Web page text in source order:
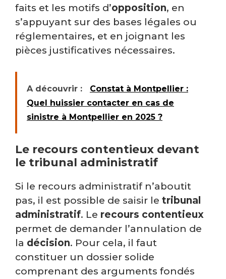
faits et les motifs d’opposition, en
s’appuyant sur des bases légales ou
réglementaires, et en joignant les
pièces justificatives nécessaires.
A découvrir :
Constat à Montpellier :
Quel huissier contacter en cas de
sinistre à Montpellier en 2025 ?
Le recours contentieux devant
le tribunal administratif
Si le recours administratif n’aboutit
pas, il est possible de saisir le tribunal
administratif. Le recours contentieux
permet de demander l’annulation de
la décision. Pour cela, il faut
constituer un dossier solide
comprenant des arguments fondés